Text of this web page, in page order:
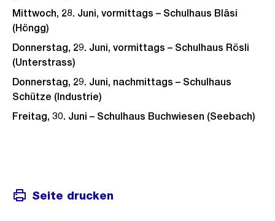
Mittwoch, 28. Juni, vormittags – Schulhaus Bläsi
(Höngg)
Donnerstag, 29. Juni, vormittags – Schulhaus Rösli
(Unterstrass)
Donnerstag, 29. Juni, nachmittags – Schulhaus
Schütze (Industrie)
Freitag, 30. Juni – Schulhaus Buchwiesen (Seebach)
Seite drucken